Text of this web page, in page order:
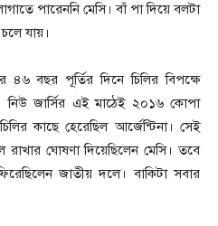
পারেননি মেসি। বাঁ পা দিয়ে বলটা
যায়।
৪৬ বছর পূর্তির দিনে চিলির বিপক্ষে
জার্সির এই মাঠেই ২০১৬ কোপা
কাছে হেরেছিল আর্জেন্টিনা। সেই
রাখার ঘোষণা দিয়েছিলেন মেসি। তবে
জাতীয় দলে। বাকিটা সবার